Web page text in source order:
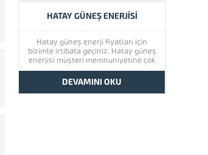
HATAY GÜNEŞ ENERJISI
Hatay güneş enerji fiyatları için
bizimle irtibata geçiniz. Hatay güneş
enerjisi müşteri memnuniyetine çok
önem vermektedir. Hatay güneş
enerjisinin kaliteli ürünlerini görmek
için lütfen ürünlerimize bir göz atınız.
Türkiye’de başta güney doğu olmak
DEVAMINI OKU